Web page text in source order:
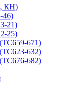
КН)
46)
21)
25)
671)
632)
682)